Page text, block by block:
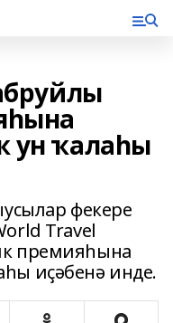
ун ҡалаһы
фекере
Travel
премияһына
иҫәбенә инде.